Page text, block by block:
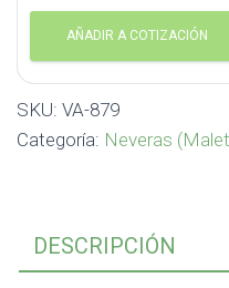
AÑADIR A COTIZACIÓN
SKU: VA-879
Categoría: Neveras
DESCRIPCIÓN